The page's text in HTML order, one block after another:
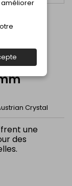
Crystal
une
des
améliorer